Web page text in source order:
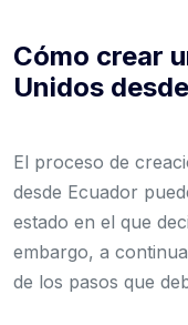
Cómo crear
Unidos
El proceso de
desde Ecuador
estado en el que
embargo, a
de los pasos que